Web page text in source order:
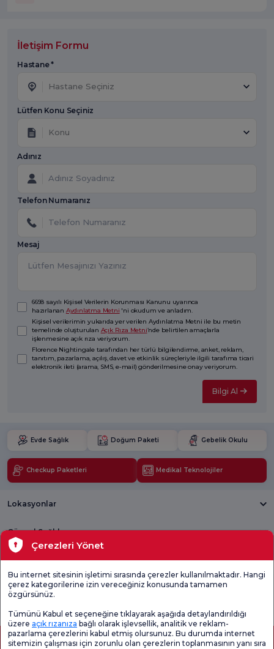
İletişim Formu
Hastane *
Hastane Seçiniz
Lütfen Konu Seçiniz
Konu
Adınız
Telefon Numaranız
Mesaj
6698 sayılı Kişisel Verilerin Korunması Kanunu uyarınca
hazırlanan Aydınlatma Metni 'ni okudum ve anladım.
Kişisel verilerimin yukarıda yer verilen Aydınlatma Metni ile bu metin
temelinde oluşturulan Açık Rıza Metni’nde belirtilen amaçlarla
işlenmesine açık rıza veriyorum.
Florence Nightingale tarafından her türlü bilgilendirme, anket, reklam,
tanıtım, pazarlama, açılış, davet ve etkinlik süreçleriyle ilgili tarafıma ticari
elektronik ileti (arama, SMS, e-mail) gönderilmesine onay veriyorum.
Bilgi Al
Evde Sağlık Doğum Paketi Gebelik Okulu
Checkup Paketleri Medikal Teknolojiler
Lokasyonlar
Güncel Sağlık
Tıbbi Birimler
Genel
Memnuniyet
Çerezleri Yönet
Bu internet sitesinin işletimi sırasında çerezler kullanılmaktadır. Hangi
çerez kategorilerine izin vereceğiniz konusunda tamamen
özgürsünüz.
Tümünü Kabul et seçeneğine tıklayarak aşağıda detaylandırıldığı
üzere açık rızanıza bağlı olarak işlevsellik, analitik ve reklam-
pazarlama çerezlerini kabul etmiş olursunuz. Bu durumda internet
sitemizin çalışması için zorunlu olan çerezlerin toplanmasının yanı sıra